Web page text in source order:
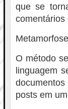
que se
comentários
O método
linguagem
posts em